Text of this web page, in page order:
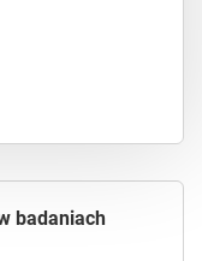
badaniach